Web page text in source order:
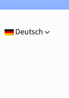
Deutsch